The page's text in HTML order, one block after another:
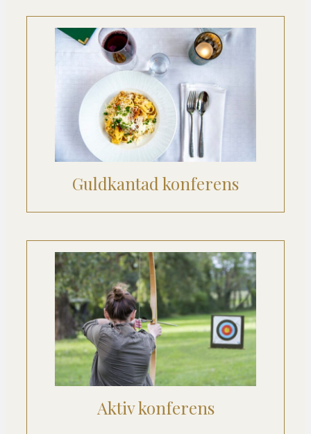
Guldkantad konferens
Aktiv konferens